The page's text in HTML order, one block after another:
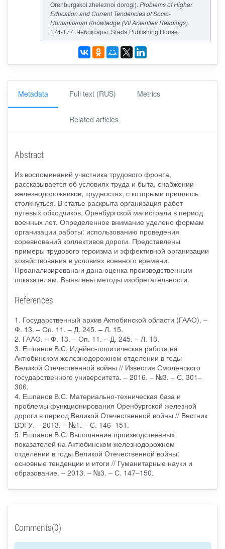
Orenburgskoi zheleznoi dorogi). Problems of Higher
Education and Current Tendencies of Socio-
Humanitarian Knowledge (VII Arsentiev Readings),
174-177. Чебоксары: Sreda Publishing House.
Metadata Full text (RUS) Metrics
Related articles
Abstract
Из воспоминаний участника трудового фронта,
рассказывается об условиях труда и быта, снабжении
железнодорожников, трудностях, с которыми пришлось
столкнуться. В статье раскрыта организация работ
путевых обходчиков, Оренбургской магистрали в период
военных лет. Определенное внимание уделено формам
организации работы: использованию проведения
соревнований коллективов дороги. Представлены
примеры трудового героизма и эффективной организации
хозяйствования в условиях военного времени.
Проанализирована и дана оценка производственным
показателям. Выявлены методы изобретательности.
References
1. Государственный архив Актюбинской области (ГААО). –
Ф. 13. – Оп. 11. – Д. 245. – Л. 15.
2. ГААО. – Ф. 13. – Оп. 11. – Д. 245. – Л. 13.
3. Ешпанов В.С. Идейно-политическая работа на
Актюбинском железнодорожном отделении в годы
Великой Отечественной войны // Известия Смоленского
государственного университета. – 2016. – №3. – С. 301–
306.
4. Ешпанов В.С. Материально-техническая база и
проблемы функционирования Оренбургской железной
дороги в период Великой Отечественной войны // Вестник
ВЭГУ. – 2013. – №1. – С. 146–151.
5. Ешпанов В.С. Выполнение производственных
показателей на Актюбинском железнодорожном
отделении в годы Великой Отечественной войны:
основные тенденции и итоги // Гуманитарные науки и
образование. – 2013. – №3. – С. 147–150.
Comments(0)